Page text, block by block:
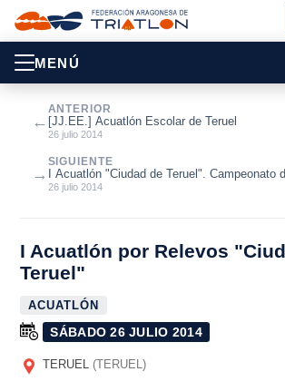
MENÚ
←
ANTERIOR
[JJ.EE.] Acuatlón Escolar de Teruel
26 julio 2014
SIGUIENTE
I Acuatlón "Ciudad de Teruel". Campeonato
Acuatlón 2014 Absoluto y ...
26 julio 2014
→
I Acuatlón por Relevos
Teruel"
ACUATLÓN
SÁBADO 26 JULIO 2014
TERUEL (TERUEL)